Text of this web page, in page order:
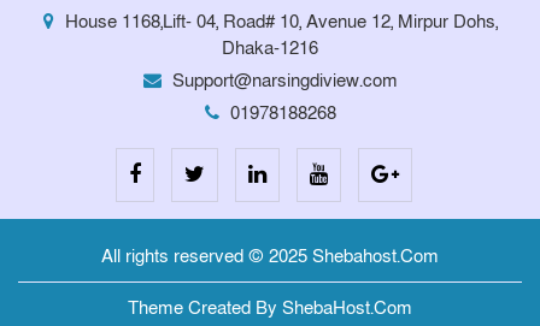
House 1168,Lift- 04, Road# 10, Avenue 12, Mirpur Dohs,
Dhaka-1216
Support@narsingdiview.com
01978188268
All rights reserved © 2025 Shebahost.Com
Theme Created By ShebaHost.Com